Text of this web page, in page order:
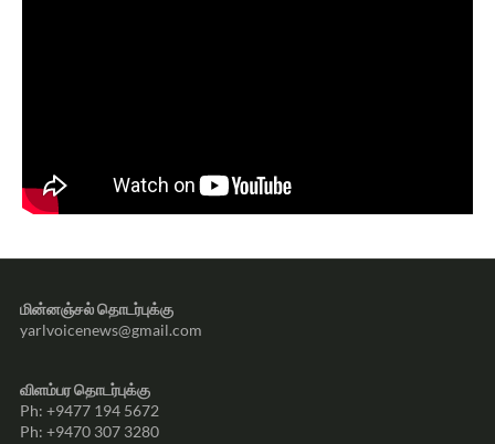
மின்னஞ்சல் தொடர்புக்கு
yarlvoicenews@gmail.com
விளம்பர தொடர்புக்கு
Ph: +9477 194 5672
Ph: +9470 307 3280